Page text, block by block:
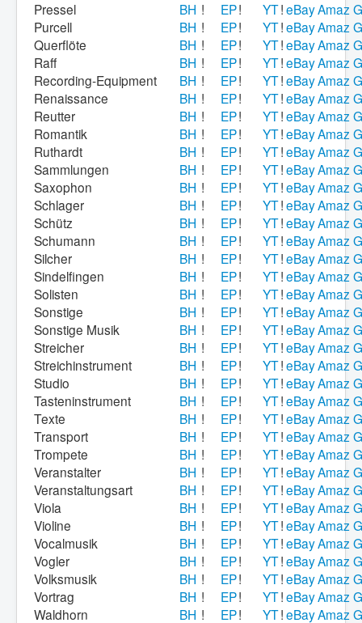
Pressel
BH ! EP! YT!eBayAmaz
Purcell
BH ! EP! YT!eBayAmaz
Querflöte
BH ! EP! YT!eBayAmaz
Raff
BH ! EP! YT!eBayAmaz
Recording-Equipment
BH ! EP! YT!eBayAmaz
Renaissance
BH ! EP! YT!eBayAmaz
Reutter
BH ! EP! YT!eBayAmaz
Romantik
BH ! EP! YT!eBayAmaz
Ruthardt
BH ! EP! YT!eBayAmaz
Sammlungen
BH ! EP! YT!eBayAmaz
Saxophon
BH ! EP! YT!eBayAmaz
Schlager
BH ! EP! YT!eBayAmaz
Schütz
BH ! EP! YT!eBayAmaz
Schumann
BH ! EP! YT!eBayAmaz
Silcher
BH ! EP! YT!eBayAmaz
Sindelfingen
BH ! EP! YT!eBayAmaz
Solisten
BH ! EP! YT!eBayAmaz
Sonstige
BH ! EP! YT!eBayAmaz
Sonstige Musik
BH ! EP! YT!eBayAmaz
Streicher
BH ! EP! YT!eBayAmaz
Streichinstrument
BH ! EP! YT!eBayAmaz
Studio
BH ! EP! YT!eBayAmaz
Tasteninstrument
BH ! EP! YT!eBayAmaz
Texte
BH ! EP! YT!eBayAmaz
Transport
BH ! EP! YT!eBayAmaz
Trompete
BH ! EP! YT!eBayAmaz
Veranstalter
BH ! EP! YT!eBayAmaz
Veranstaltungsart
BH ! EP! YT!eBayAmaz
Viola
BH ! EP! YT!eBayAmaz
Violine
BH ! EP! YT!eBayAmaz
Vocalmusik
BH ! EP! YT!eBayAmaz
Vogler
BH ! EP! YT!eBayAmaz
Volksmusik
BH ! EP! YT!eBayAmaz
Vortrag
BH ! EP! YT!eBayAmaz
Waldhorn
BH ! EP! YT!eBayAmaz